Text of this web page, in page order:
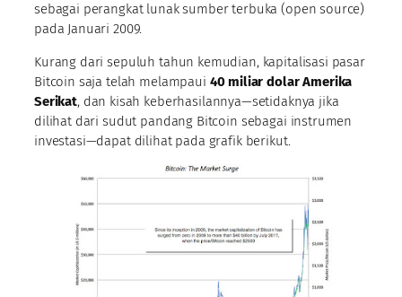
sebagai perangkat lunak sumber terbuka (open source)
pada Januari 2009.
Kurang dari sepuluh tahun kemudian, kapitalisasi pasar
Bitcoin saja telah melampaui 40 miliar dolar Amerika
Serikat, dan kisah keberhasilannya—setidaknya jika
dilihat dari sudut pandang Bitcoin sebagai instrumen
investasi—dapat dilihat pada grafik berikut.